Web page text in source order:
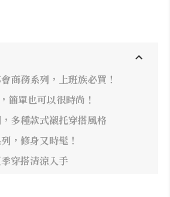
商務系列，上班族必買！
簡單也可以很時尚！
多種款式襯托穿搭風格
，修身又時髦！
穿搭清涼入手